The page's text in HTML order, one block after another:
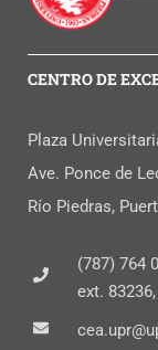
CENTRO DE
Plaza
Ave. Ponce de
Río Piedras,
(787) 764
ext.